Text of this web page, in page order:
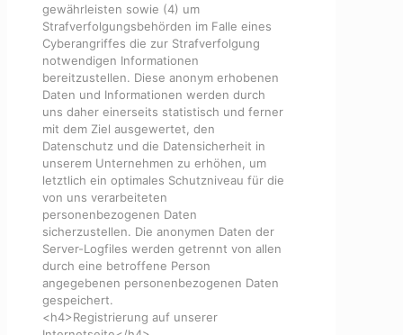
gewährleisten sowie (4) um
Strafverfolgungsbehörden im Falle eines
Cyberangriffes die zur Strafverfolgung
notwendigen Informationen
bereitzustellen. Diese anonym erhobenen
Daten und Informationen werden durch
uns daher einerseits statistisch und ferner
mit dem Ziel ausgewertet, den
Datenschutz und die Datensicherheit in
unserem Unternehmen zu erhöhen, um
letztlich ein optimales Schutzniveau für die
von uns verarbeiteten
personenbezogenen Daten
sicherzustellen. Die anonymen Daten der
Server-Logfiles werden getrennt von allen
durch eine betroffene Person
angegebenen personenbezogenen Daten
gespeichert.
<h4>Registrierung auf unserer